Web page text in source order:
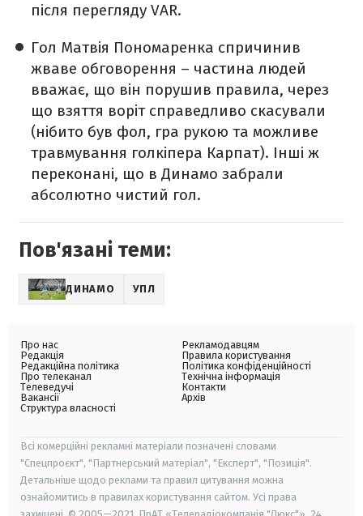
після перегляду VAR.
Гол Матвія Пономаренка спричинив
жваве обговорення – частина людей
вважає, що він порушив правила, через
що взяття воріт справедливо скасували
(нібито був фол, гра рукою та можливе
травмування голкіпера Карпат). Інші ж
переконані, що в Динамо забрали
абсолютно чистий гол.
Пов'язані теми:
ДИНАМО УПЛ
Про нас
Редакція
Редакційна політика
Про телеканал
Телеведучі
Вакансії
Структура власності
Рекламодавцям
Правила користування
Політика конфіденційності
Технічна інформація
Контакти
Архів
Всі комерційні рекламні матеріали позначені словами
"Спецпроєкт", "Партнерський матеріал", "Експерт", "Позиція".
Детальніше щодо реклами та правил цитування можна
ознайомитись в правилах користування сайтом. Усі права